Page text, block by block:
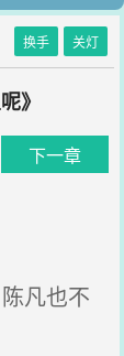
换手 关灯
》
下一章
凡也不